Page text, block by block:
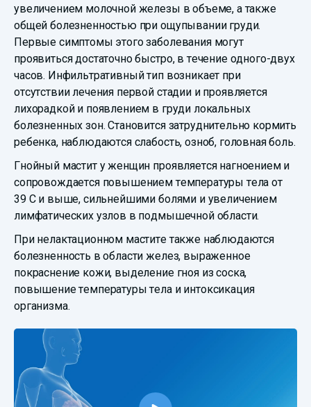
увеличением молочной железы в объеме, а также
общей болезненностью при ощупывании груди.
Первые симптомы этого заболевания могут
проявиться достаточно быстро, в течение одного-двух
часов. Инфильтративный тип возникает при
отсутствии лечения первой стадии и проявляется
лихорадкой и появлением в груди локальных
болезненных зон. Становится затруднительно кормить
ребенка, наблюдаются слабость, озноб, головная боль.
Гнойный мастит у женщин проявляется нагноением и
сопровождается повышением температуры тела от
39 С и выше, сильнейшими болями и увеличением
лимфатических узлов в подмышечной области.
При нелактационном мастите также наблюдаются
болезненность в области желез, выраженное
покраснение кожи, выделение гноя из соска,
повышение температуры тела и интоксикация
организма.